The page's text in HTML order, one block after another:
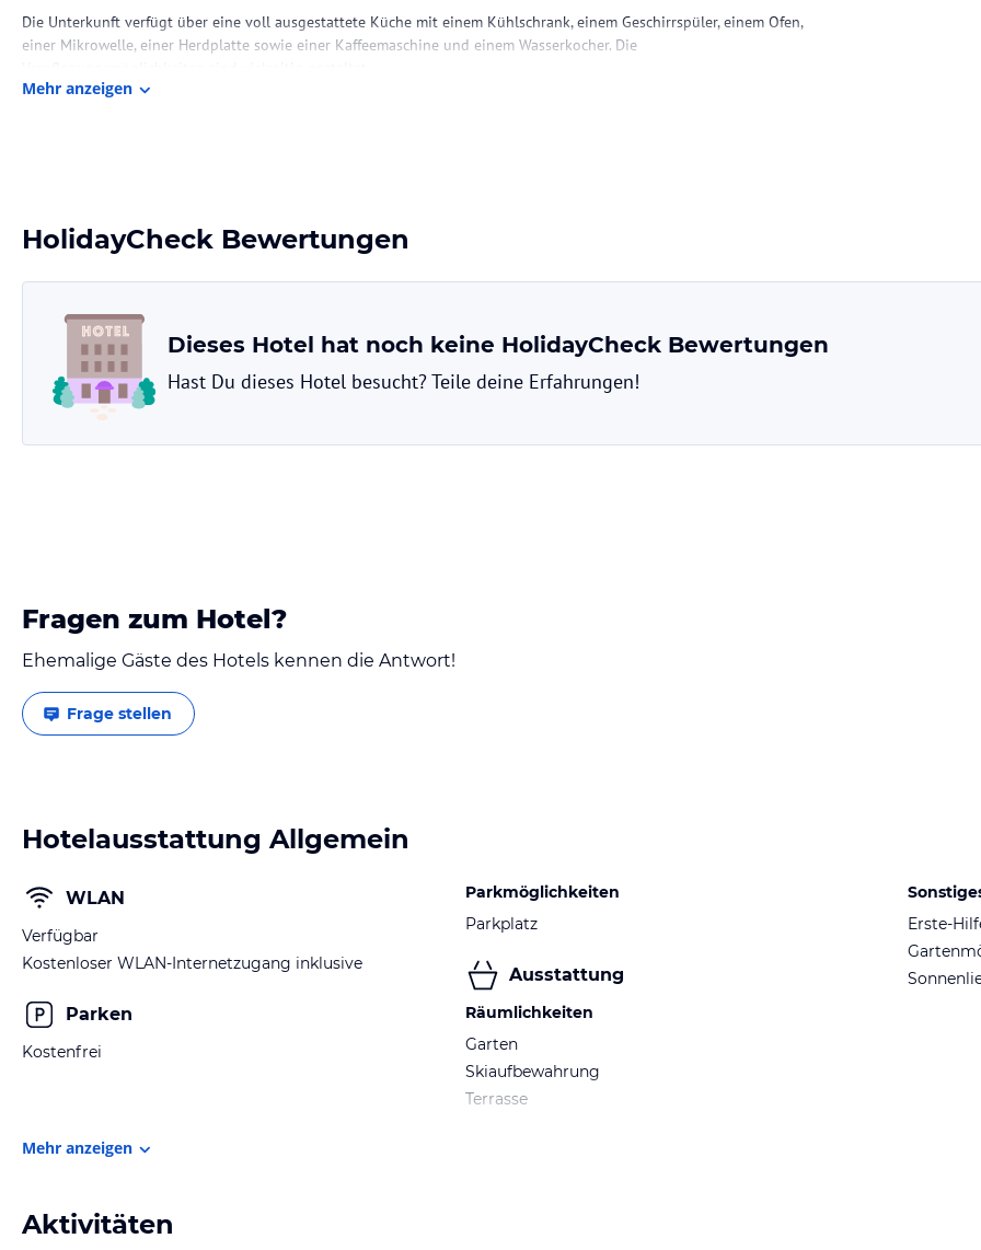
Die Unterkunft verfügt über eine voll ausgestattete Küche mit einem Kühlschrank, einem Geschirrspüler, einem Ofen,
einer Mikrowelle, einer Herdplatte sowie einer Kaffeemaschine und einem Wasserkocher. Die
Hinweis:
Verfasst von HolidayCheck mit Hilfe von KI. Alle Angaben ohne Gewähr. Bitte lies vor der Buchung die
verbindlichenAngebotsdetailsdes jeweiligen Veranstalters.
Mehr anzeigen
HolidayCheck Bewertungen
Dieses Hotel hat noch keine HolidayCheck Bewertungen
Hast Du dieses Hotel besucht? Teile deine Erfahrungen!
Fragen zum Hotel?
Ehemalige Gäste des Hotels kennen die Antwort!
Frage stellen
Hotelausstattung Allgemein
WLAN
Verfügbar
Kostenloser WLAN-Internetzugang inklusive
Parken
Kostenfrei
Parkmöglichkeiten
Parkplatz
Ausstattung
Räumlichkeiten
Garten
Skiaufbewahrung
Terrasse
Erste-
Mehr anzeigen
Aktivitäten